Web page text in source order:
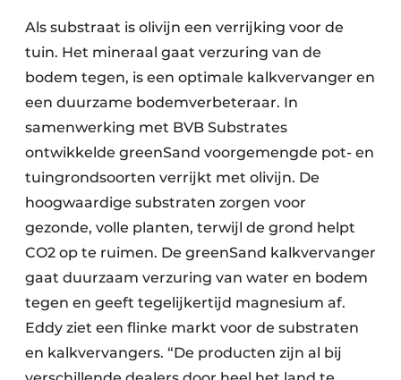
Als substraat is olivijn een verrijking voor de
tuin. Het mineraal gaat verzuring van de
bodem tegen, is een optimale kalkvervanger en
een duurzame bodemverbeteraar. In
samenwerking met BVB Substrates
ontwikkelde greenSand voorgemengde pot- en
tuingrondsoorten verrijkt met olivijn. De
hoogwaardige substraten zorgen voor
gezonde, volle planten, terwijl de grond helpt
CO2 op te ruimen. De greenSand kalkvervanger
gaat duurzaam verzuring van water en bodem
tegen en geeft tegelijkertijd magnesium af.
Eddy ziet een flinke markt voor de substraten
en kalkvervangers. “De producten zijn al bij